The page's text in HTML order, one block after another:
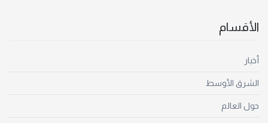
الأقسام
أخبار
الشرق الأوسط
حول العالم